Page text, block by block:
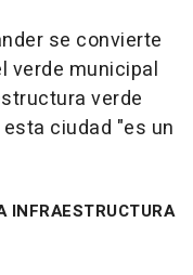
se convierte
verde municipal
verde
ciudad "es un
INFRAESTRUCTURA